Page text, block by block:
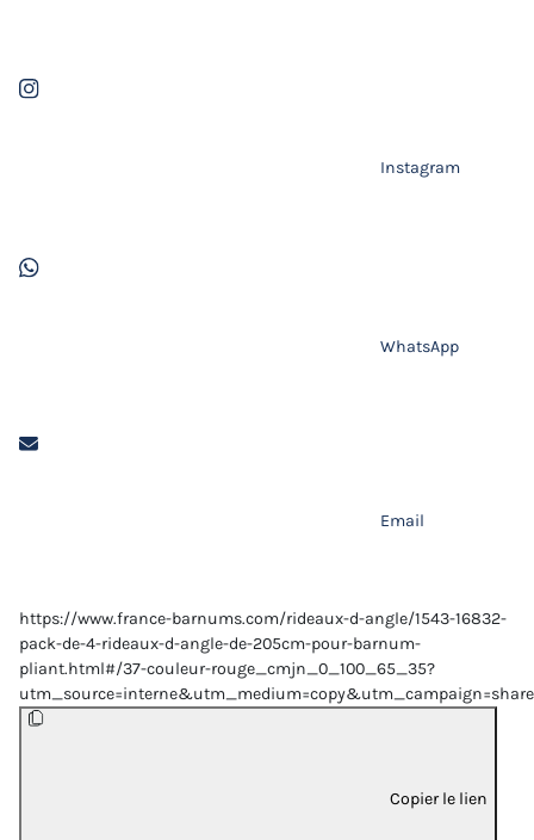
Instagram
WhatsApp
Email
https://www.france-barnums.com/rideaux-d-angle/1543-16832-
pack-de-4-rideaux-d-angle-de-205cm-pour-barnum-
pliant.html#/37-couleur-rouge_cmjn_0_100_65_35?
Copier le lien